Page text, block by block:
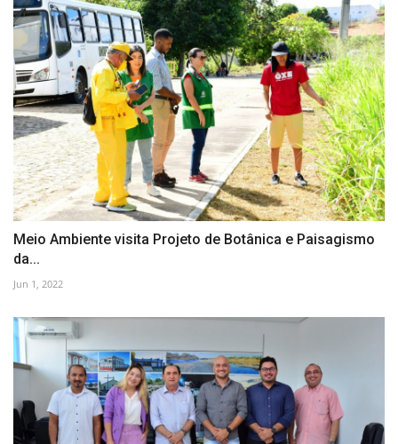
Meio Ambiente visita Projeto de Botânica e Paisagismo
da...
Jun 1, 2022